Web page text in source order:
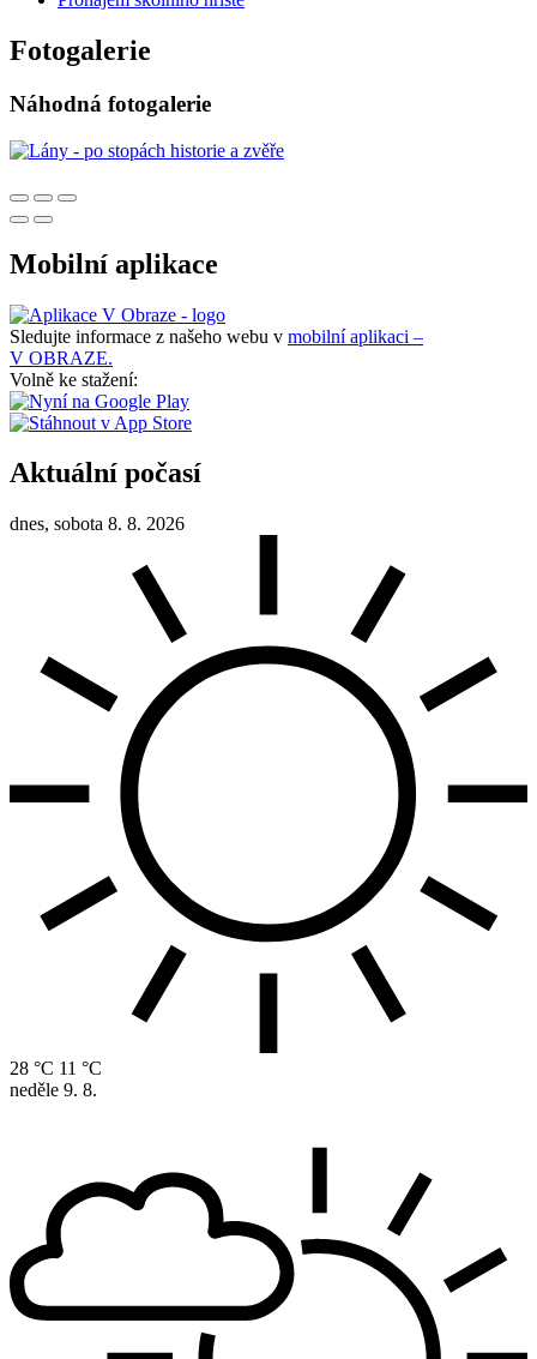
Fotogalerie
Náhodná fotogalerie
Mobilní aplikace
Sledujte informace z našeho webu v mobilní aplikaci –
V OBRAZE.
Volně ke stažení:
Aktuální počasí
dnes, sobota 8. 8. 2026
28 °C 11 °C
neděle 9. 8.